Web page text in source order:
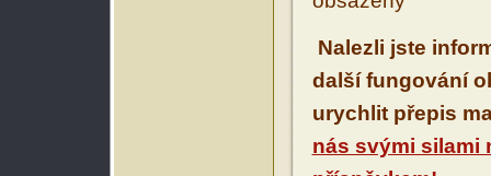
Nalezli jste
další fungování
urychlit přepis
nás svými silami